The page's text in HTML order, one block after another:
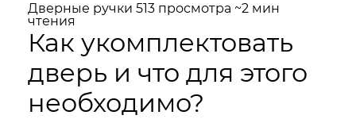
Дверные ручки 513 просмотра ~2 мин
чтения
Как укомплектовать
дверь и что для этого
необходимо?